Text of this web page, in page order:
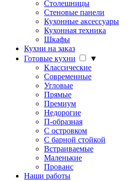
Столешницы
Стеновые панели
Кухонные аксессуары
Кухонная техника
Шкафы
Кухни на заказ
Готовые кухни
▼
Классические
Современные
Угловые
Прямые
Премиум
Недорогие
П-образная
С островком
С барной стойкой
Встраиваемые
Маленькие
Прованс
Наши работы